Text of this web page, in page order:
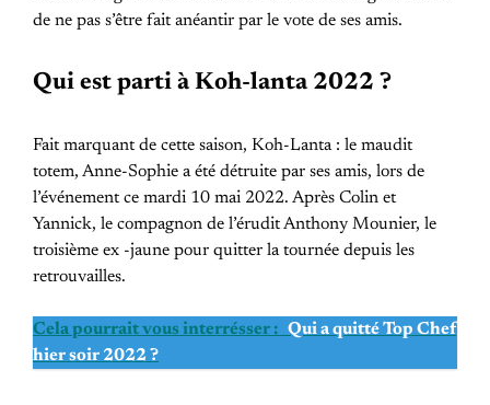
de ne pas s’être fait anéantir par le vote de ses amis.
Qui est parti à Koh-lanta 2022 ?
Fait marquant de cette saison, Koh-Lanta : le maudit
totem, Anne-Sophie a été détruite par ses amis, lors de
l’événement ce mardi 10 mai 2022. Après Colin et
Yannick, le compagnon de l’érudit Anthony Mounier, le
troisième ex -jaune pour quitter la tournée depuis les
retrouvailles.
Cela pourrait vous interrésser : Qui a quitté Top Chef
hier soir 2022 ?